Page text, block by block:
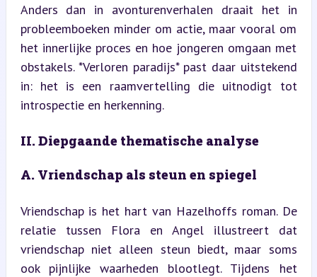
Anders dan in avonturenverhalen draait het in
probleemboeken minder om actie, maar vooral om
het innerlijke proces en hoe jongeren omgaan met
obstakels. *Verloren paradijs* past daar uitstekend
in: het is een raamvertelling die uitnodigt tot
introspectie en herkenning.
II. Diepgaande thematische analyse
A. Vriendschap als steun en spiegel
Vriendschap is het hart van Hazelhoffs roman. De
relatie tussen Flora en Angel illustreert dat
vriendschap niet alleen steun biedt, maar soms
ook pijnlijke waarheden blootlegt. Tijdens het